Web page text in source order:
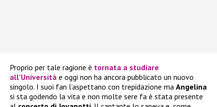
Proprio per tale ragione è tornata a studiare
all’Università e oggi non ha ancora pubblicato un nuovo
singolo. I suoi fan l’aspettano con trepidazione ma Angelina
si sta godendo la vita e non molte sere fa è stata presente